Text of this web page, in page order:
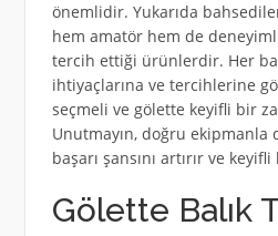
önemlidir. Yukarıda
hem amatör hem de
tercih ettiği ürünlerdir. Her
ihtiyaçlarına ve tercihlerine
seçmeli ve gölette keyifli bir
Unutmayın, doğru ekipmanla
başarı şansını artırır ve
Gölette Balık